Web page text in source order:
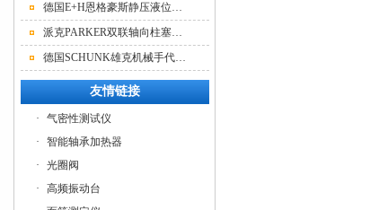
德国E+H恩格豪斯静压液位计的参数
派克PARKER双联轴向柱塞泵上海销售
德国SCHUNK雄克机械手代理商 SLH-020-100
友情链接
·
气密性测试仪
·
智能轴承加热器
·
光圈阀
·
高频振动台